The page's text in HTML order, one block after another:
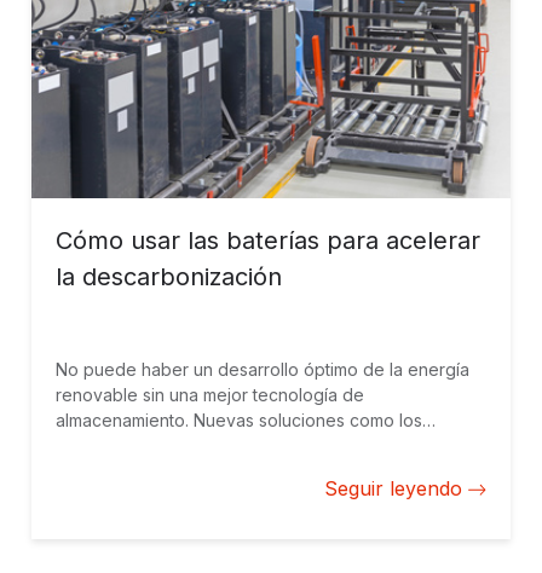
Cómo usar las baterías para acelerar
la descarbonización
No puede haber un desarrollo óptimo de la energía
renovable sin una mejor tecnología de
almacenamiento. Nuevas soluciones como los
Seguir leyendo